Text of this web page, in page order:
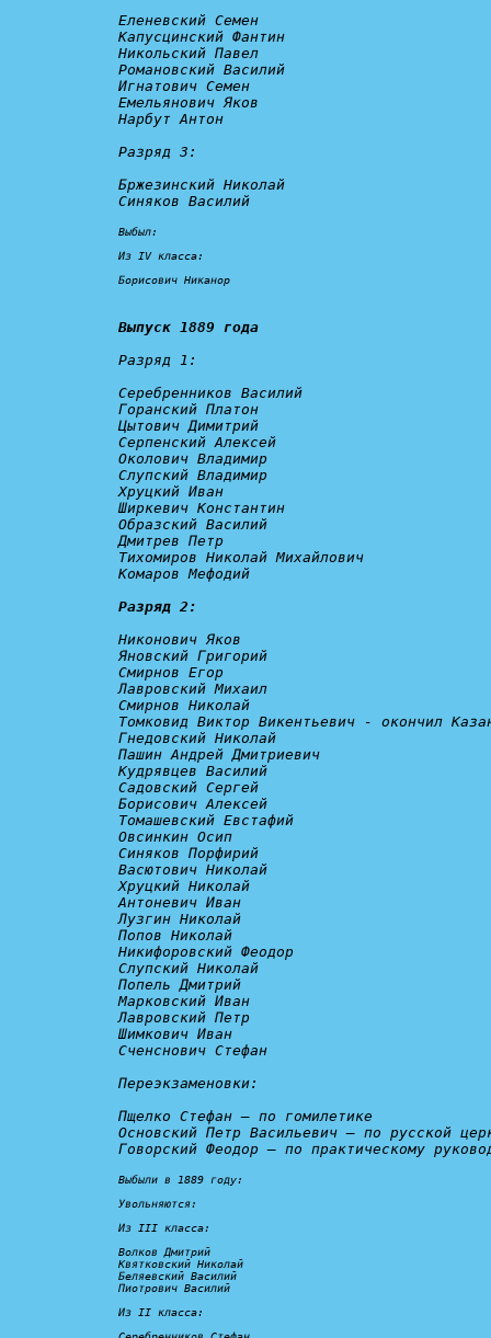
Еленевский Семен
Капусцинский Фантин
Никольский Павел
Романовский Василий
Игнатович Семен
Емельянович Яков
Нарбут Антон
Разряд 3:
Бржезинский Николай
Синяков Василий
Выбыл:
Из IV класса:
Борисович Никанор
Выпуск 1889 года
Разряд 1:
Серебренников Василий
Горанский Платон
Цытович Димитрий
Серпенский Алексей
Околович Владимир
Слупский Владимир
Хруцкий Иван
Ширкевич Константин
Образский Василий
Дмитрев Петр
Тихомиров Николай Михайлович
Комаров Мефодий
Разряд 2:
Никонович Яков
Яновский Григорий
Смирнов Егор
Лавровский Михаил
Смирнов Николай
Томковид Виктор Викентьевич - окончил
Гнедовский Николай
Пашин Андрей Дмитриевич
Кудрявцев Василий
Садовский Сергей
Борисович Алексей
Томашевский Евстафий
Овсинкин Осип
Синяков Порфирий
Васютович Николай
Хруцкий Николай
Антоневич Иван
Лузгин Николай
Попов Николай
Никифоровский Феодор
Слупский Николай
Попель Дмитрий
Марковский Иван
Лавровский Петр
Шимкович Иван
Сченснович Стефан
Переэкзаменовки:
Пщелко Стефан – по гомилетике
Основский Петр Васильевич – по русской
Говорский Феодор – по практическому
Выбыли в 1889 году:
Увольняются:
Из III класса:
Волков Дмитрий
Квятковский Николай
Беляевский Василий
Пиотрович Василий
Из II класса: